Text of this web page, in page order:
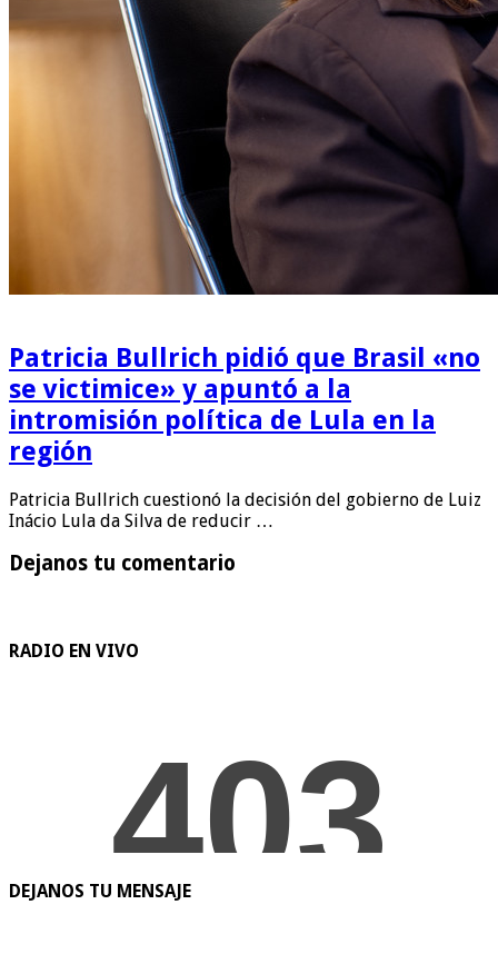
Patricia Bullrich pidió que Brasil «no
se victimice» y apuntó a la
intromisión política de Lula en la
región
Patricia Bullrich cuestionó la decisión del gobierno de Luiz
Inácio Lula da Silva de reducir …
Dejanos tu comentario
RADIO EN VIVO
DEJANOS TU MENSAJE